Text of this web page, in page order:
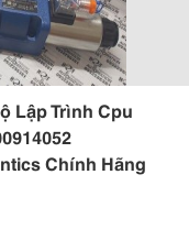
Lập Trình Cpu
Chính Hãng